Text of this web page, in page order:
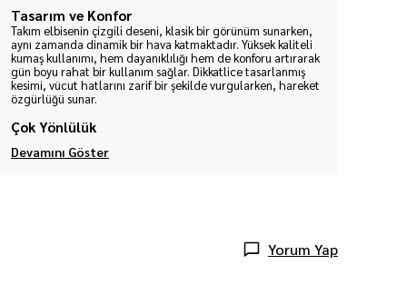
Tasarım ve Konfor
Takım elbisenin çizgili deseni, klasik bir görünüm sunarken,
aynı zamanda dinamik bir hava katmaktadır. Yüksek kaliteli
kumaş kullanımı, hem dayanıklılığı hem de konforu artırarak
gün boyu rahat bir kullanım sağlar. Dikkatlice tasarlanmış
kesimi, vücut hatlarını zarif bir şekilde vurgularken, hareket
özgürlüğü sunar.
Çok Yönlülük
Devamını Göster
Yorum Yap